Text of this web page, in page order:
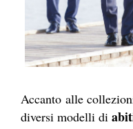
Accanto alle
diversi modelli di